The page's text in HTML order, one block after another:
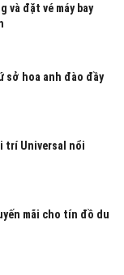
và đặt vé máy bay
sở hoa anh đào đầy
trí Universal nổi
mãi cho tín đồ du